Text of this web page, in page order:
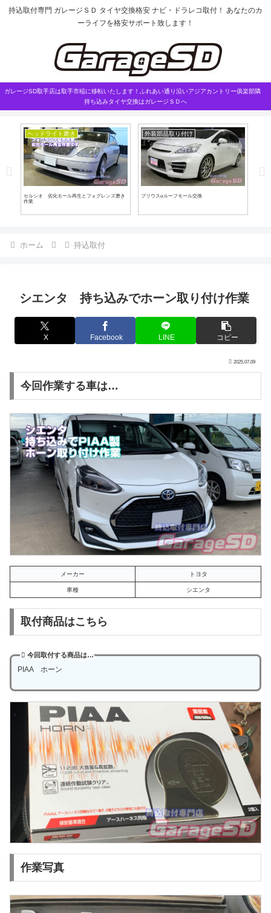
持込取付専門 ガレージＳＤ タイヤ交換格安 ナビ・ドラレコ取付！ あなたのカ
ーライフを格安サポート致します！
ガレージSD取手店は取手市稲に移転いたします！ふれあい通り沿いアジアカントリー俱楽部隣
持ち込みタイヤ交換はガレージＳＤへ
ヘッドライト磨き
セルシオ 劣化モール再生とフォグレンズ磨き
作業
外装部品取り付け
プリウスαルーフモール交換
ホーム 持込取付
シエンタ 持ち込みでホーン取り付け作業
X Facebook LINE コピー
2025.07.09
今回作業する車は…
メーカー トヨタ
車種 シエンタ
取付商品はこちら
今回取付する商品は…
PIAA ホーン
作業写真